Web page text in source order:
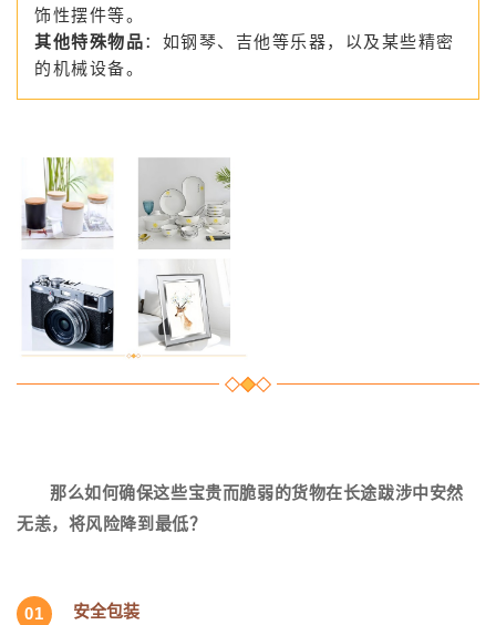
饰性摆件等。
其他特殊物品：如钢琴、吉他等乐器，以及某些精密
的机械设备。
那么如何确保这些宝贵而脆弱的货物在长途跋涉中安然
无恙，将风险降到最低？
01 安全包装